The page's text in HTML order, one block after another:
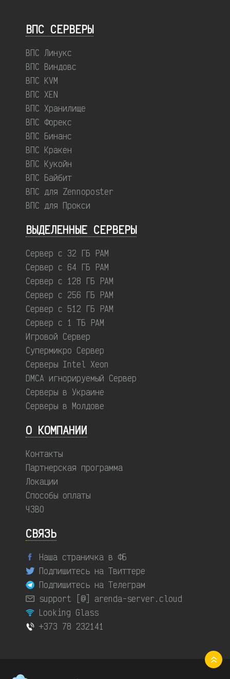
ВПС СЕРВЕРЫ
ВПС Линукс
ВПС Виндовс
ВПС KVM
ВПС XEN
ВПС Хранилище
ВПС Форекс
ВПС Бинанс
ВПС Кракен
ВПС Кукойн
ВПС Байбит
ВПС для Zennoposter
ВПС для Прокси
ВЫДЕЛЕННЫЕ CЕРВЕРЫ
Сервер с 32 ГБ РАМ
Сервер с 64 ГБ РАМ
Сервер с 128 ГБ РАМ
Сервер с 256 ГБ РАМ
Сервер с 512 ГБ РАМ
Сервер с 1 ТБ РАМ
Игровой Сервер
Супермикро Сервер
Серверы Intel Xeon
DMCA игнорируемый Сервер
Серверы в Украине
Серверы в Молдове
О КОМПАНИИ
Контакты
Партнерская программа
Локации
Способы оплаты
ЧЗВО
СВЯЗЬ
Наша страничка в ФБ
Подпишитесь на Твиттере
Подпишитесь на Телеграм
support [@] arenda-server.cloud
Looking Glass
+373 78 232141